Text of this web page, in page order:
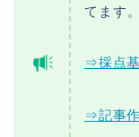
てます。
⇒採点
⇒記事